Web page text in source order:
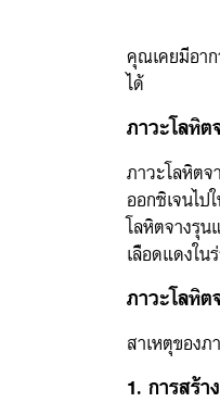
คุณเคยมีอา
ได้
ภาวะโลหิต
ภาวะโลหิตจ
ออกซิเจนไป
โลหิตจางรุน
เลือดแดงใ
ภาวะโลหิต
สาเหตุของ
1. การสร้า